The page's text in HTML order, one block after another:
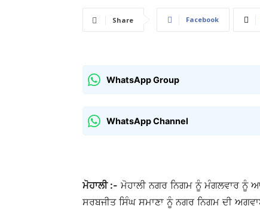
Share Facebook
WhatsApp Group
WhatsApp Channel
ਮੋਹਾਲੀ :- ਮੋਹਾਲੀ ਨਗਰ ਨਿਗਮ ਨੂੰ ਮੰਗਲਵਾਰ ਨੂੰ
ਸਰਬਜੀਤ ਸਿੰਘ ਸਮਾਣਾ ਨੂੰ ਨਗਰ ਨਿਗਮ ਦੀ